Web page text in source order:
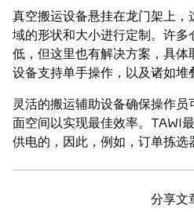
真空搬运设备悬挂在龙门架上
域的形状和大小进行定制。许
低，但这里也有解决方案，具
设备支持单手操作，以及诸如堆
灵活的搬运辅助设备确保操作
面空间以实现最佳效率。TAWI
供电的，因此，例如，订单拣选
分享文